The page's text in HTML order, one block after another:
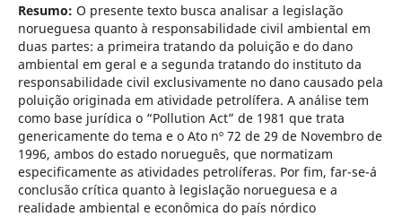
Resumo: O presente texto busca analisar a legislação
norueguesa quanto à responsabilidade civil ambiental em
duas partes: a primeira tratando da poluição e do dano
ambiental em geral e a segunda tratando do instituto da
responsabilidade civil exclusivamente no dano causado pela
poluição originada em atividade petrolífera. A análise tem
como base jurídica o “Pollution Act” de 1981 que trata
genericamente do tema e o Ato nº 72 de 29 de Novembro de
1996, ambos do estado norueguês, que normatizam
especificamente as atividades petrolíferas. Por fim, far-se-á
conclusão crítica quanto à legislação norueguesa e a
realidade ambiental e econômica do país nórdico